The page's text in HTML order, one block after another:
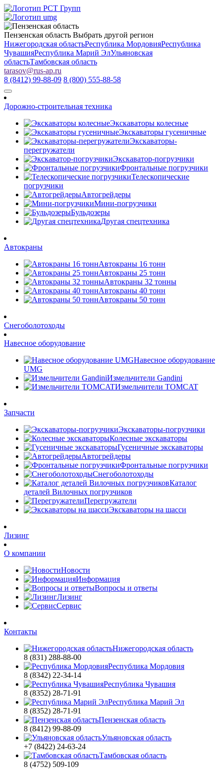
Пензенская область Выбрать другой регион
Нижегородская областьРеспублика МордовияРеспублика
ЧувашияРеспублика Марий ЭлУльяновская
областьТамбовская область
tarasov@rus-ap.ru
8 (8412) 99-88-09 8 (800) 555-88-58
Дорожно-строительная техника
Экскаваторы колесные
Экскаваторы гусеничные
Экскаваторы-
перегружатели
Экскаватор-погрузчики
Фронтальные погрузчики
Телескопические
погрузчики
Автогрейдеры
Мини-погрузчики
Бульдозеры
Другая спецтехника
Автокраны
Автокраны 16 тонн
Автокраны 25 тонн
Автокраны 32 тонны
Автокраны 40 тонн
Автокраны 50 тонн
Снегоболотоходы
Навесное оборудование
Навесное оборудование
UMG
Измельчители Gandini
Измельчители TOMCAT
Запчасти
Экскаваторы-погрузчики
Колесные экскаваторы
Гусеничные экскаваторы
Автогрейдеры
Фронтальные погрузчики
Снегоболотоходы
Каталог
деталей Вилочных погрузчиков
Перегружатели
Экскаваторы на шасси
Лизинг
О компании
Новости
Информация
Вопросы и ответы
Лизинг
Сервис
Контакты
Нижегородская область
8 (831) 288-88-00
Республика Мордовия
8 (8342) 22-34-14
Республика Чувашия
8 (8352) 28-71-91
Республика Марий Эл
8 (8352) 28-71-91
Пензенская область
8 (8412) 99-88-09
Ульяновская область
+7 (8422) 24-63-24
Тамбовская область
8 (4752) 509-109